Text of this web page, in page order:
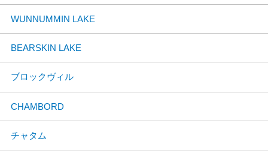
WUNNUMMIN LAKE
BEARSKIN LAKE
ブロックヴィル
CHAMBORD
チャタム